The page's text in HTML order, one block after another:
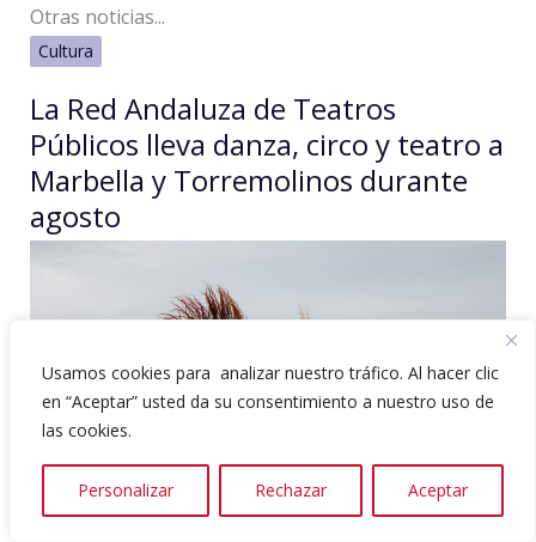
Usamos cookies para analizar nuestro tráfico. Al hacer clic
en “Aceptar” usted da su consentimiento a nuestro uso de
las cookies.
Personalizar Rechazar Aceptar
Otras noticias...
Cultura
La Red Andaluza de Teatros
Públicos lleva danza, circo y teatro a
Marbella y Torremolinos durante
agosto